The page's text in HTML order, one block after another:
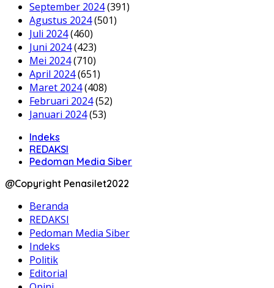
September 2024(391)
Agustus 2024(501)
Juli 2024(460)
Juni 2024(423)
Mei 2024(710)
April 2024(651)
Maret 2024(408)
Februari 2024(52)
Januari 2024(53)
Indeks
REDAKSI
Pedoman Media Siber
@Copyright Penasilet2022
Beranda
REDAKSI
Pedoman Media Siber
Indeks
Politik
Editorial